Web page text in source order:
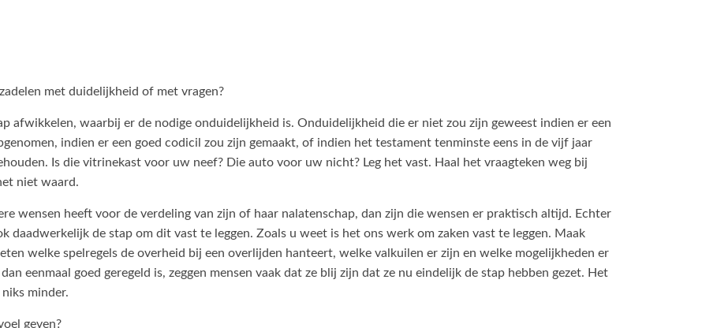
met duidelijkheid of met vragen?
afwikkelen, waarbij er de nodige onduidelijkheid is. Onduidelijkheid die er niet zou zijn geweest indien er een
indien er een goed codicil zou zijn gemaakt, of indien het testament tenminste eens in de vijf jaar
Is die vitrinekast voor uw neef? Die auto voor uw nicht? Leg het vast. Haal het vraagteken weg bij
niet waard.
wensen heeft voor de verdeling van zijn of haar nalatenschap, dan zijn die wensen er praktisch altijd. Echter
daadwerkelijk de stap om dit vast te leggen. Zoals u weet is het ons werk om zaken vast te leggen. Maak
welke spelregels de overheid bij een overlijden hanteert, welke valkuilen er zijn en welke mogelijkheden er
eenmaal goed geregeld is, zeggen mensen vaak dat ze blij zijn dat ze nu eindelijk de stap hebben gezet. Het
minder.
geven?